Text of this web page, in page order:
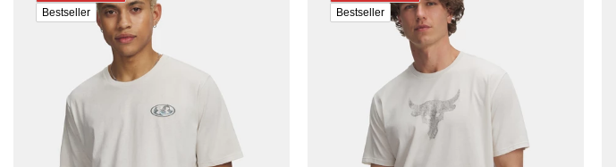
Bestseller
Bestseller